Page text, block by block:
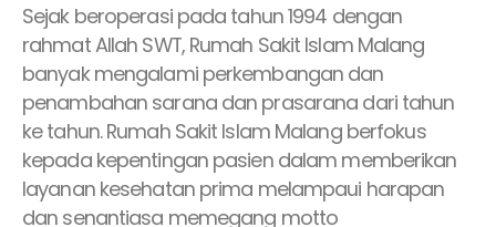
Sejak beroperasi pada tahun 1994 dengan
rahmat Allah SWT, Rumah Sakit Islam Malang
banyak mengalami perkembangan dan
penambahan sarana dan prasarana dari tahun
ke tahun. Rumah Sakit Islam Malang berfokus
kepada kepentingan pasien dalam memberikan
layanan kesehatan prima melampaui harapan
dan senantiasa memegang motto